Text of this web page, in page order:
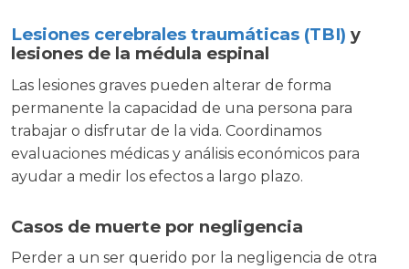
Lesiones cerebrales traumáticas (TBI) y
lesiones de la médula espinal
Las lesiones graves pueden alterar de forma
permanente la capacidad de una persona para
trabajar o disfrutar de la vida. Coordinamos
evaluaciones médicas y análisis económicos para
ayudar a medir los efectos a largo plazo.
Casos de muerte por negligencia
Perder a un ser querido por la negligencia de otra